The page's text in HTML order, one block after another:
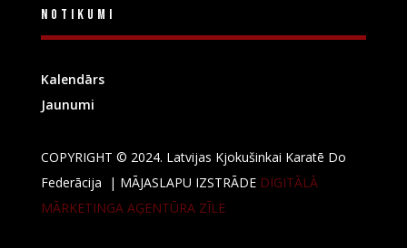
Notikumi
Kalendārs
Jaunumi
COPYRIGHT © 2024. Latvijas Kjokušinkai Karatē Do
Federācija | MĀJASLAPU IZSTRĀDE DIGITĀLĀ
MĀRKETINGA AĢENTŪRA ZĪLE